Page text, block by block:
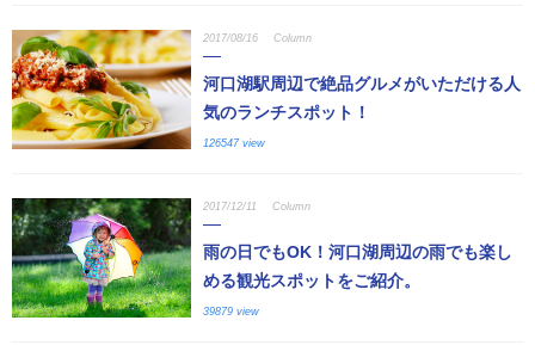
2017/08/16 Column
河口湖駅周辺で絶品グルメがいただける人
気のランチスポット！
126547 view
2017/12/11 Column
雨の日でもOK！河口湖周辺の雨でも楽し
める観光スポットをご紹介。
39879 view